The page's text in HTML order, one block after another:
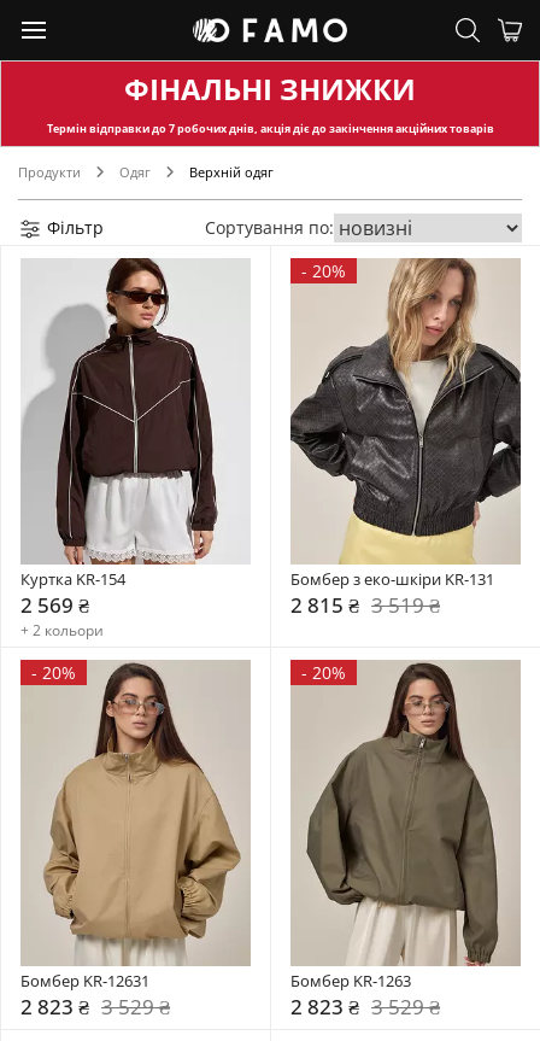
ФІНАЛЬНІ ЗНИЖКИ
Термін відправкидо 7 робочих днів, акція діє до закінчення акційних товарів
Продукти Одяг Верхній одяг
Фільтр Сортування по:
Куртка KR-154
2 569 ₴
+ 2 кольори
- 20%
Бомбер з еко-шкіри KR-131
2 815 ₴ 3 519 ₴
- 20%
Бомбер KR-12631
2 823 ₴ 3 529 ₴
- 20%
Бомбер KR-1263
2 823 ₴ 3 529 ₴